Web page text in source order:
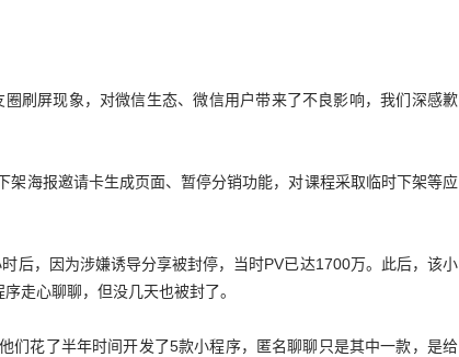
刷屏现象，对微信生态、微信用户带来了不良影响，我们深感歉
海报邀请卡生成页面、暂停分销功能，对课程采取临时下架等应
后，因为涉嫌诱导分享被封停，当时PV已达1700万。此后，该小
走心聊聊，但没几天也被封了。
们花了半年时间开发了5款小程序，匿名聊聊只是其中一款，是给